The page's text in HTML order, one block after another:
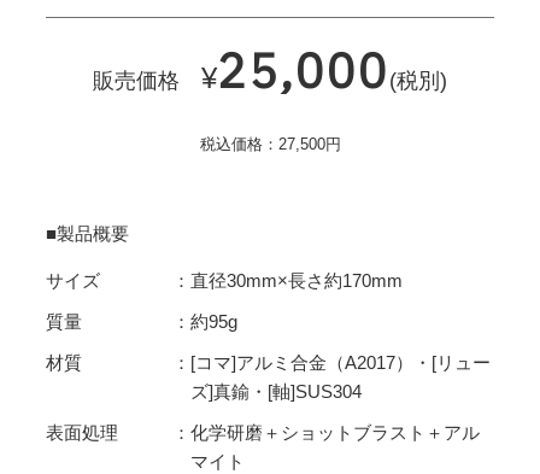
販売価格 ¥25,000 (税別)
税込価格：27,500円
■製品概要
サイズ
直径30mm×長さ約170mm
質量
約95g
材質
[コマ]アルミ合金（A2017）・[リュー
ズ]真鍮・[軸]SUS304
表面処理
化学研磨＋ショットブラスト＋アル
マイト